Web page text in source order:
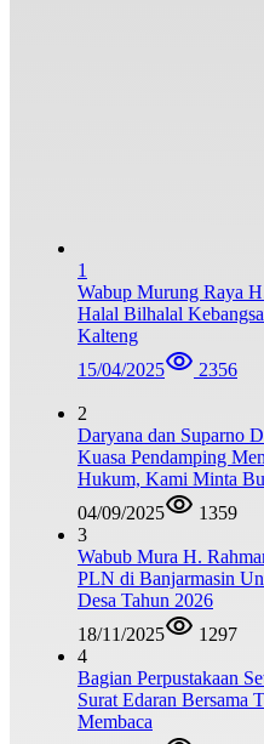
1
Wabup Murung Raya
Halal Bilhalal
Kalteng
15/04/2025
2356
2
Daryana dan Suparno
Kuasa Pendamping
Hukum, Kami Minta
04/09/2025
1359
3
Wabub Mura H.
PLN di Banjarmasin
Desa Tahun 2026
18/11/2025
1297
4
Bagian Perpustakaan
Surat Edaran Bersama
Membaca